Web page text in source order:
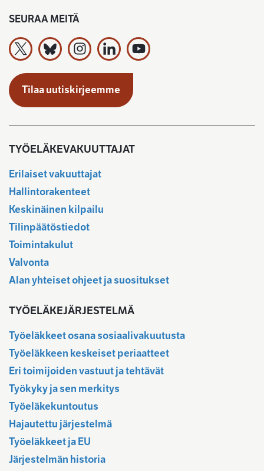
SEURAA MEITÄ
Työeläkevakuuttajat TELA ry X:ssä
Työeläkevakuuttajat TELA ry Bluesky:ssa
Työeläkevakuuttajat TELA ry
Työeläkevakuuttajat TELA ry
Työeläkevakuuttajat TELA ry
Tilaa uutiskirjeemme
TYÖELÄKEVAKUUTTAJAT
Erilaiset vakuuttajat
Hallintorakenteet
Keskinäinen kilpailu
Tilinpäätöstiedot
Toimintakulut
Valvonta
Alan yhteiset ohjeet ja suositukset
TYÖELÄKEJÄRJESTELMÄ
Työeläkkeet osana sosiaalivakuutusta
Työeläkkeen keskeiset periaatteet
Eri toimijoiden vastuut ja tehtävät
Työkyky ja sen merkitys
Työeläkekuntoutus
Hajautettu järjestelmä
Työeläkkeet ja EU
Järjestelmän historia